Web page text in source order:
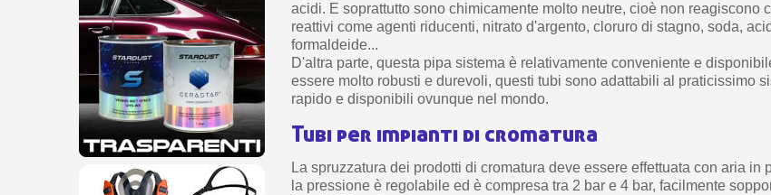
acidi. E soprattutto sono chimicamente molto neutre, cioè non reagiscono
reattivi come agenti riducenti, nitrato d'argento, cloruro di stagno, soda,
formaldeide...
D'altra parte, questa pipa sistema è relativamente conveniente e
essere molto robusti e durevoli, questi tubi sono adattabili al praticissimo
rapido e disponibili ovunque nel mondo.
Tubi per impianti di cromatura
La spruzzatura dei prodotti di cromatura deve essere effettuata con aria in
la pressione è regolabile ed è compresa tra 2 bar e 4 bar, facilmente